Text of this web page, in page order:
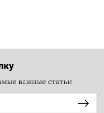
важные статьи